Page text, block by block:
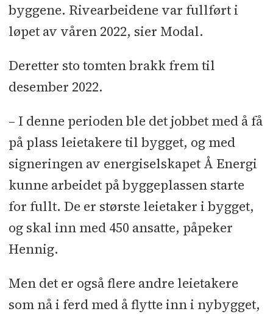
byggene. Rivearbeidene var fullført i
løpet av våren 2022, sier Modal.
Deretter sto tomten brakk frem til
desember 2022.
– I denne perioden ble det jobbet med å få
på plass leietakere til bygget, og med
signeringen av energiselskapet Å Energi
kunne arbeidet på byggeplassen starte
for fullt. De er største leietaker i bygget,
og skal inn med 450 ansatte, påpeker
Hennig.
Men det er også flere andre leietakere
som nå i ferd med å flytte inn i nybygget,